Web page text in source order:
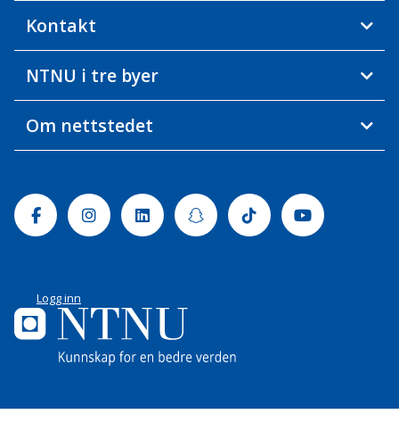
Kontakt
NTNU i tre byer
Om nettstedet
FacebookInstagramLinkedinSnapchatTiktok Youtube
Logg inn